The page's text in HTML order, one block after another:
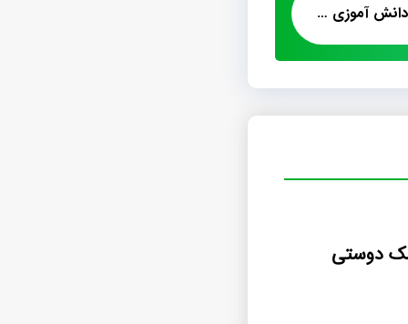
قیمت خرید پشمک دانش آموزی شکلاتی
دوستی